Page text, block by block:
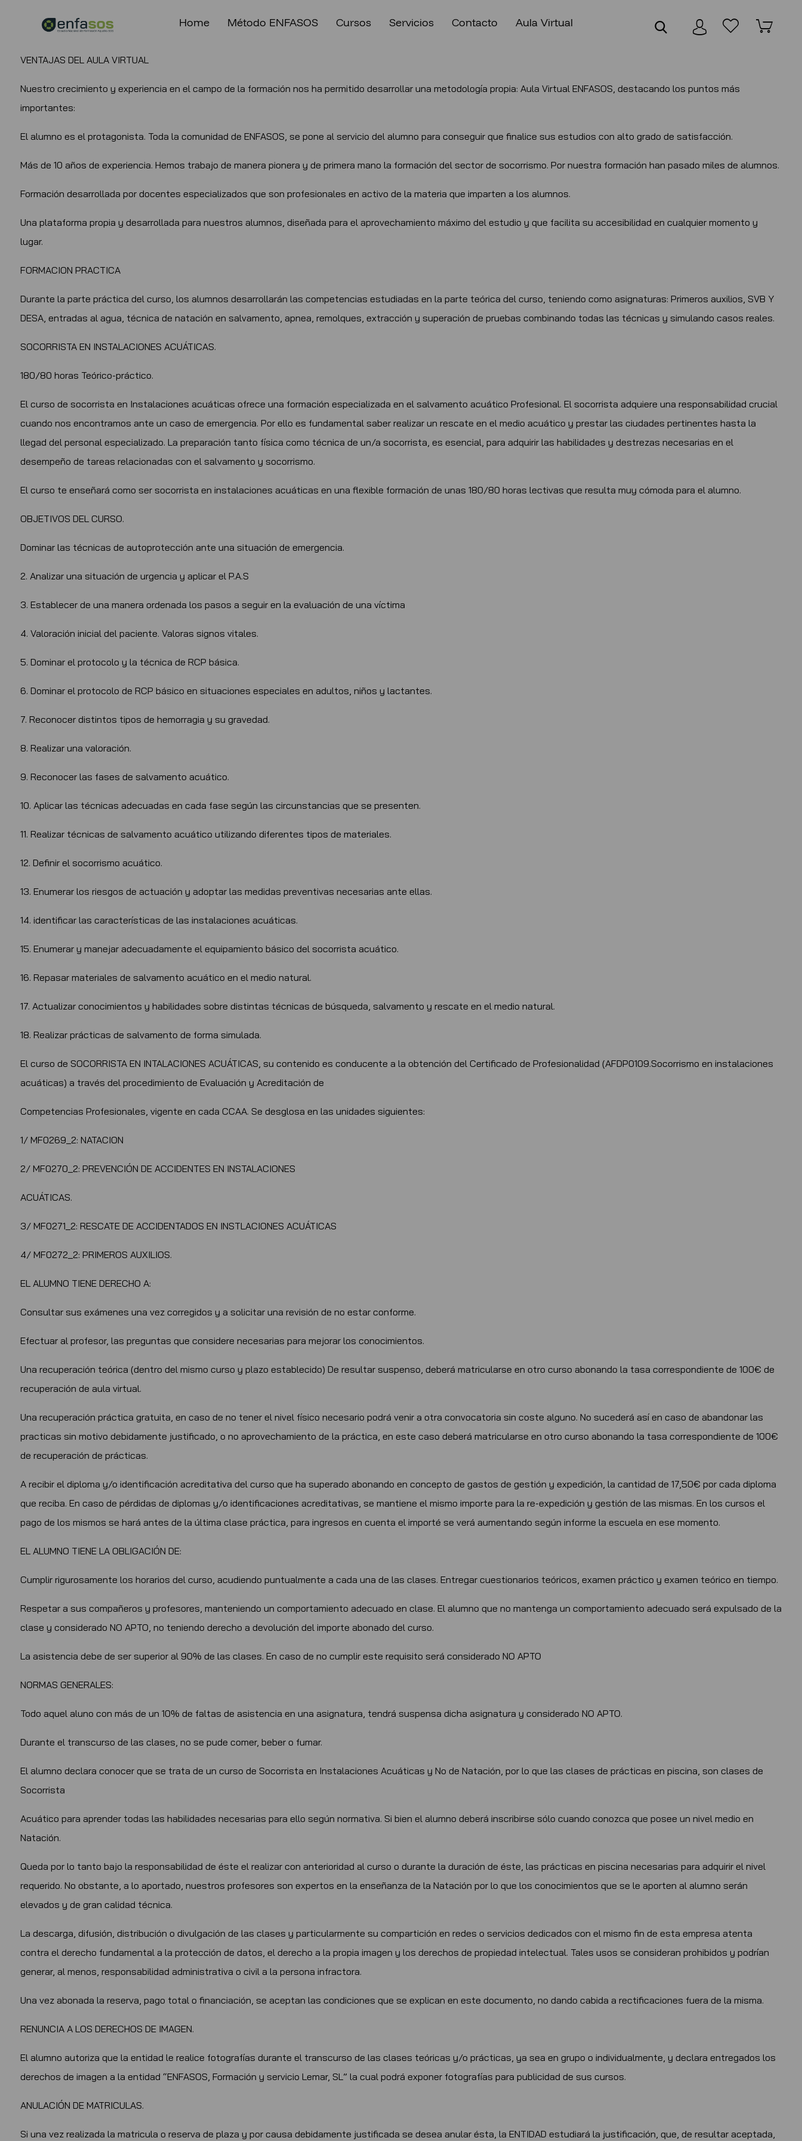
Home Método ENFASOS Cursos Servicios Contacto Aula Virtual
VENTAJAS DEL AULA VIRTUAL
Nuestro crecimiento y experiencia en el campo de la formación nos ha permitido desarrollar una metodología propia: Aula Virtual ENFASOS, destacando los puntos más
importantes:
El alumno es el protagonista. Toda la comunidad de ENFASOS, se pone al servicio del alumno para conseguir que finalice sus estudios con alto grado de satisfacción.
Más de 10 años de experiencia. Hemos trabajo de manera pionera y de primera mano la formación del sector de socorrismo. Por nuestra formación han pasado miles de alumnos.
Formación desarrollada por docentes especializados que son profesionales en activo de la materia que imparten a los alumnos.
Una plataforma propia y desarrollada para nuestros alumnos, diseñada para el aprovechamiento máximo del estudio y que facilita su accesibilidad en cualquier momento y
lugar.
FORMACION PRACTICA
Durante la parte práctica del curso, los alumnos desarrollarán las competencias estudiadas en la parte teórica del curso, teniendo como asignaturas: Primeros auxilios, SVB Y
DESA, entradas al agua, técnica de natación en salvamento, apnea, remolques, extracción y superación de pruebas combinando todas las técnicas y simulando casos reales.
SOCORRISTA EN INSTALACIONES ACUÁTICAS.
180/80 horas Teórico-práctico.
El curso de socorrista en Instalaciones acuáticas ofrece una formación especializada en el salvamento acuático Profesional. El socorrista adquiere una responsabilidad crucial
cuando nos encontramos ante un caso de emergencia. Por ello es fundamental saber realizar un rescate en el medio acuático y prestar las ciudades pertinentes hasta la
llegad del personal especializado. La preparación tanto física como técnica de un/a socorrista, es esencial, para adquirir las habilidades y destrezas necesarias en el
desempeño de tareas relacionadas con el salvamento y socorrismo.
El curso te enseñará como ser socorrista en instalaciones acuáticas en una flexible formación de unas 180/80 horas lectivas que resulta muy cómoda para el alumno.
OBJETIVOS DEL CURSO.
Dominar las técnicas de autoprotección ante una situación de emergencia.
2. Analizar una situación de urgencia y aplicar el P.A.S
3. Establecer de una manera ordenada los pasos a seguir en la evaluación de una víctima
4. Valoración inicial del paciente. Valoras signos vitales.
5. Dominar el protocolo y la técnica de RCP básica.
6. Dominar el protocolo de RCP básico en situaciones especiales en adultos, niños y lactantes.
7. Reconocer distintos tipos de hemorragia y su gravedad.
8. Realizar una valoración.
9. Reconocer las fases de salvamento acuático.
10. Aplicar las técnicas adecuadas en cada fase según las circunstancias que se presenten.
11. Realizar técnicas de salvamento acuático utilizando diferentes tipos de materiales.
12. Definir el socorrismo acuático.
13. Enumerar los riesgos de actuación y adoptar las medidas preventivas necesarias ante ellas.
14. identificar las características de las instalaciones acuáticas.
15. Enumerar y manejar adecuadamente el equipamiento básico del socorrista acuático.
16. Repasar materiales de salvamento acuático en el medio natural.
17. Actualizar conocimientos y habilidades sobre distintas técnicas de búsqueda, salvamento y rescate en el medio natural.
18. Realizar prácticas de salvamento de forma simulada.
El curso de SOCORRISTA EN INTALACIONES ACUÁTICAS, su contenido es conducente a la obtención del Certificado de Profesionalidad (AFDP0109.Socorrismo en instalaciones
acuáticas) a través del procedimiento de Evaluación y Acreditación de
Competencias Profesionales, vigente en cada CCAA. Se desglosa en las unidades siguientes:
1/ MF0269_2: NATACION
2/ MF0270_2: PREVENCIÓN DE ACCIDENTES EN INSTALACIONES
ACUÁTICAS.
3/ MF0271_2: RESCATE DE ACCIDENTADOS EN INSTLACIONES ACUÁTICAS
4/ MF0272_2: PRIMEROS AUXILIOS.
EL ALUMNO TIENE DERECHO A:
Consultar sus exámenes una vez corregidos y a solicitar una revisión de no estar conforme.
Efectuar al profesor, las preguntas que considere necesarias para mejorar los conocimientos.
Una recuperación teórica (dentro del mismo curso y plazo establecido) De resultar suspenso, deberá matricularse en otro curso abonando la tasa correspondiente de 100€ de
recuperación de aula virtual.
Una recuperación práctica gratuita, en caso de no tener el nivel físico necesario podrá venir a otra convocatoria sin coste alguno. No sucederá así en caso de abandonar las
practicas sin motivo debidamente justificado, o no aprovechamiento de la práctica, en este caso deberá matricularse en otro curso abonando la tasa correspondiente de 100€
de recuperación de prácticas.
A recibir el diploma y/o identificación acreditativa del curso que ha superado abonando en concepto de gastos de gestión y expedición, la cantidad de 17,50€ por cada diploma
que reciba. En caso de pérdidas de diplomas y/o identificaciones acreditativas, se mantiene el mismo importe para la re-expedición y gestión de las mismas. En los cursos el
pago de los mismos se hará antes de la última clase práctica, para ingresos en cuenta el importé se verá aumentando según informe la escuela en ese momento.
EL ALUMNO TIENE LA OBLIGACIÓN DE:
Cumplir rigurosamente los horarios del curso, acudiendo puntualmente a cada una de las clases. Entregar cuestionarios teóricos, examen práctico y examen teórico en tiempo.
Respetar a sus compañeros y profesores, manteniendo un comportamiento adecuado en clase. El alumno que no mantenga un comportamiento adecuado será expulsado de la
clase y considerado NO APTO, no teniendo derecho a devolución del importe abonado del curso.
La asistencia debe de ser superior al 90% de las clases. En caso de no cumplir este requisito será considerado NO APTO
NORMAS GENERALES:
Todo aquel aluno con más de un 10% de faltas de asistencia en una asignatura, tendrá suspensa dicha asignatura y considerado NO APTO.
Durante el transcurso de las clases, no se pude comer, beber o fumar.
El alumno declara conocer que se trata de un curso de Socorrista en Instalaciones Acuáticas y No de Natación, por lo que las clases de prácticas en piscina, son clases de
Socorrista
Acuático para aprender todas las habilidades necesarias para ello según normativa. Si bien el alumno deberá inscribirse sólo cuando conozca que posee un nivel medio en
Natación.
Queda por lo tanto bajo la responsabilidad de éste el realizar con anterioridad al curso o durante la duración de éste, las prácticas en piscina necesarias para adquirir el nivel
requerido. No obstante, a lo aportado, nuestros profesores son expertos en la enseñanza de la Natación por lo que los conocimientos que se le aporten al alumno serán
elevados y de gran calidad técnica.
La descarga, difusión, distribución o divulgación de las clases y particularmente su compartición en redes o servicios dedicados con el mismo fin de esta empresa atenta
contra el derecho fundamental a la protección de datos, el derecho a la propia imagen y los derechos de propiedad intelectual. Tales usos se consideran prohibidos y podrían
generar, al menos, responsabilidad administrativa o civil a la persona infractora.
Una vez abonada la reserva, pago total o financiación, se aceptan las condiciones que se explican en este documento, no dando cabida a rectificaciones fuera de la misma.
RENUNCIA A LOS DERECHOS DE IMAGEN.
El alumno autoriza que la entidad le realice fotografías durante el transcurso de las clases teóricas y/o prácticas, ya sea en grupo o individualmente, y declara entregados los
derechos de imagen a la entidad “ENFASOS, Formación y servicio Lemar, SL” la cual podrá exponer fotografías para publicidad de sus cursos.
ANULACIÓN DE MATRICULAS.
Si una vez realizada la matricula o reserva de plaza y por causa debidamente justificada se desea anular ésta, la ENTIDAD estudiará la justificación, que, de resultar aceptada,